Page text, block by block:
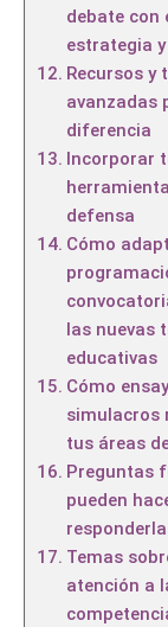
debate con
estrategia
Recursos y
avanzadas
diferencia
Incorporar
defensa
Cómo
las nuevas
educativas
Cómo
simulacros
tus áreas
Preguntas
pueden
Temas
atención a